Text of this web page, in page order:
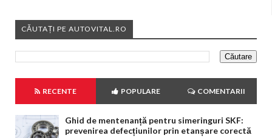
CĂUTAȚI PE AUTOVITAL.RO
RECENTE POPULARE COMENTARII
Ghid de mentenanță pentru simeringuri SKF:
prevenirea defecțiunilor prin etanșare corectă